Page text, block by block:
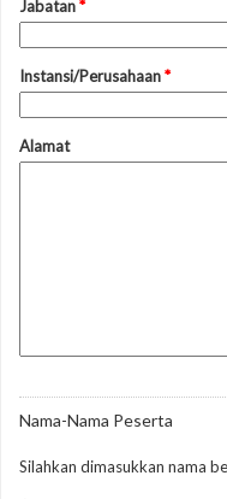
Jabatan*
Instansi/Perusahaan*
Alamat
Nama-Nama Peserta
Silahkan dimasukkan nama